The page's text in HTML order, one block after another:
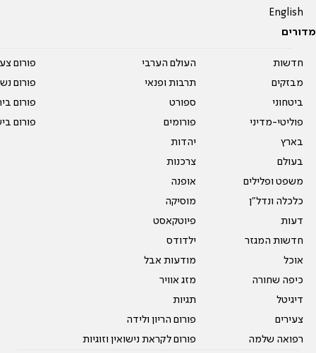
English
מדורים
חדשות
מבזקים
ביטחוני
פוליטי-מדיני
בארץ
בעולם
משפט ופלילים
כלכלה ונדל"ן
דעות
חדשות המגזר
אוכל
כיפה שחורה
דיגיטל
צעירים
רפואה שלמה
העולם הערבי
תרבות ופנאי
ספורט
פורומים
יהדות
צרכנות
אופנה
מוסיקה
פיוטקאסט
ילדודס
מודעות אבל
מזג אוויר
תגיות
פורום הריון ולידה
פורום לקראת נישואין וזוגיות
פורום
פורום
פורום
פורום